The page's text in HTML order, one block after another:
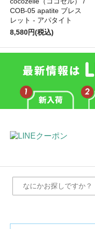
COB-05 apatite ブレス
レット - アパタイト
8,580円(税込)